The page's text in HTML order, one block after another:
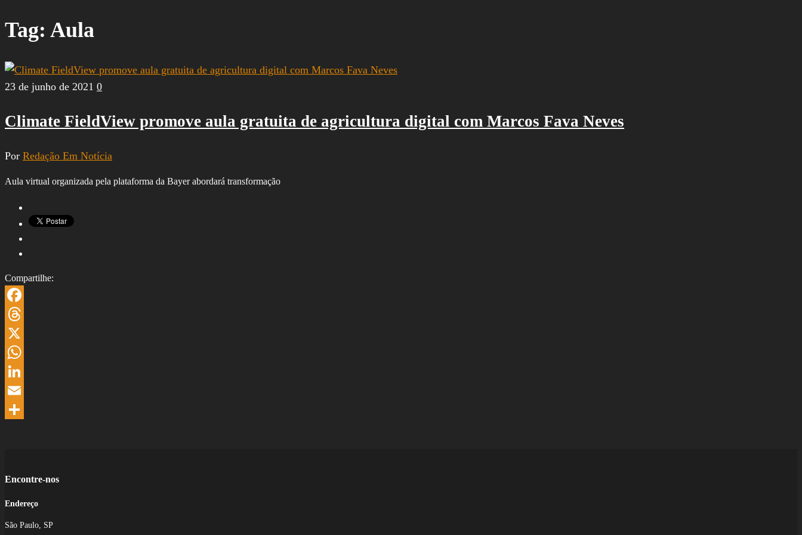
Tag: Aula
23 de junho de 2021 0
Climate FieldView promove aula gratuita de agricultura digital com Marcos Fava Neves
Por Redação Em Notícia
Aula virtual organizada pela plataforma da Bayer abordará transformação
Compartilhe:
Facebook
Threads
X
WhatsApp
LinkedIn
Email
Encontre-nos
Endereço
São Paulo, SP